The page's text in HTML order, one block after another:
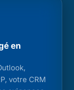
en
votre CRM